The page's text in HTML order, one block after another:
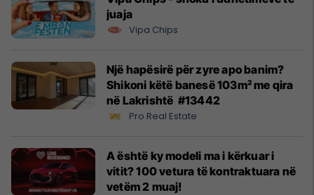
juaja
Vipa Chips
Një hapësirë për zyre apo banim?
Shikoni këtë banesë 103m² me qira
në Lakrishtë #13442
Pro Real Estate
A është ky modeli ma i kërkuar i
vitit? 100 vetura të kontraktuara në
vetëm 2 muaj!